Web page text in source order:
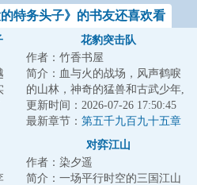
特务头子》的书友还喜欢看
花豹突击队
作者：竹香书屋
简介：血与火的战场，风声鹤唳
的山林，神奇的猛兽和古武少年,
这是一支有着铮铮铁骨的特种部
队，这是一群...
更新时间：2026-07-26 17:50:45
最新章节： 第五千九百九十五章
对弈江山
作者：染夕遥
简介：一场平行时空的三国江山